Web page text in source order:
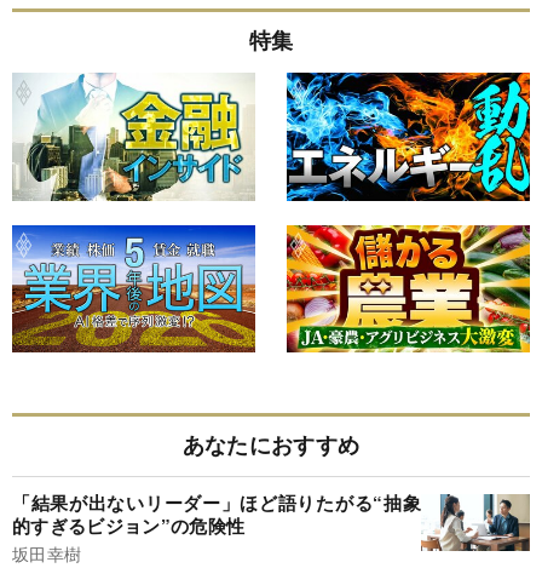
特集
あなたにおすすめ
「結果が出ないリーダー」ほど語りたがる“抽象
的すぎるビジョン”の危険性
坂田幸樹